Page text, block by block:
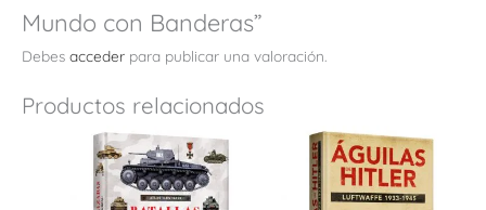
Mundo con Banderas”
Debes acceder para publicar una valoración.
Productos relacionados